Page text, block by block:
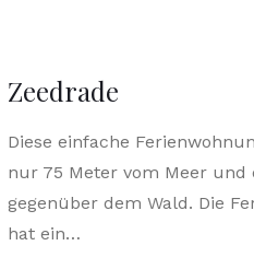
Zeedrade
Diese einfache
nur 75 Meter vom Meer und
gegenüber dem Wald. Die
hat ein…